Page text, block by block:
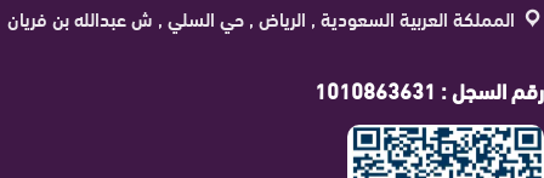
المملكة العربية السعودية , الرياض , حي السلي , ش عبدالله بن فريان
رقم السجل : 1010863631